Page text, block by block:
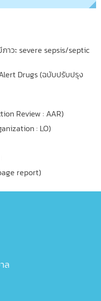
วะ severe sepsis/septic
Drugs (ฉบับปรับปรุง
Review : AAR)
: LO)
report)
ล